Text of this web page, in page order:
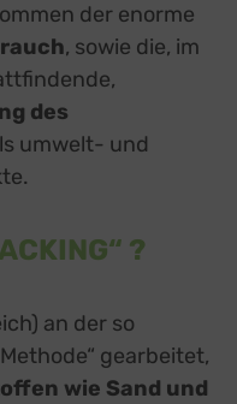
der enorme
, sowie die, im
des
umwelt- und
?
an der so
gearbeitet,
wie Sand und